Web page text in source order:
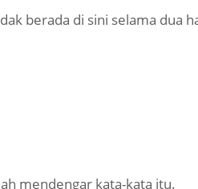
berada di sini selama dua
mendengar kata-kata itu.